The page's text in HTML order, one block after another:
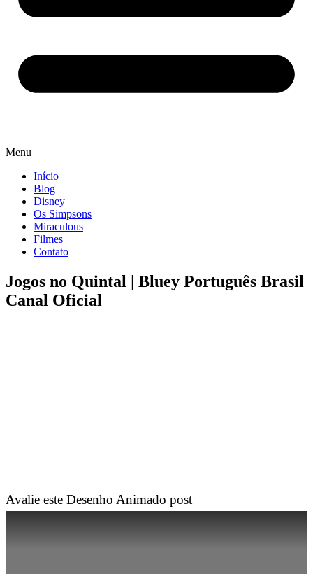
Menu
Início
Blog
Disney
Os Simpsons
Miraculous
Filmes
Contato
Jogos no Quintal | Bluey Português Brasil
Canal Oficial
Avalie este Desenho Animado post